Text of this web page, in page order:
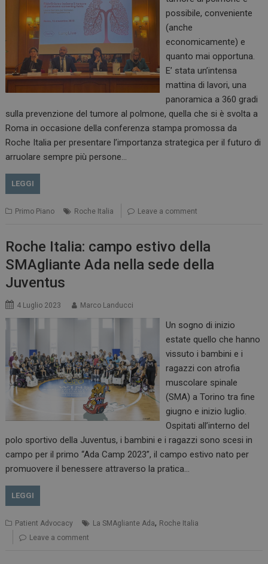
possibile, conveniente
(anche
economicamente) e
quanto mai opportuna.
E’ stata un’intensa
mattina di lavori, una
panoramica a 360 gradi
sulla prevenzione del tumore al polmone, quella che si è svolta a
Roma in occasione della conferenza stampa promossa da
Roche Italia per presentare l’importanza strategica per il futuro di
arruolare sempre più persone…
LEGGI
Primo Piano Roche Italia Leave a comment
Roche Italia: campo estivo della
SMAgliante Ada nella sede della
Juventus
4 Luglio 2023 Marco Landucci
Un sogno di inizio
estate quello che hanno
vissuto i bambini e i
ragazzi con atrofia
muscolare spinale
(SMA) a Torino tra fine
giugno e inizio luglio.
Ospitati all’interno del
polo sportivo della Juventus, i bambini e i ragazzi sono scesi in
campo per il primo “Ada Camp 2023”, il campo estivo nato per
promuovere il benessere attraverso la pratica…
LEGGI
Patient Advocacy La SMAgliante Ada, Roche Italia
Leave a comment